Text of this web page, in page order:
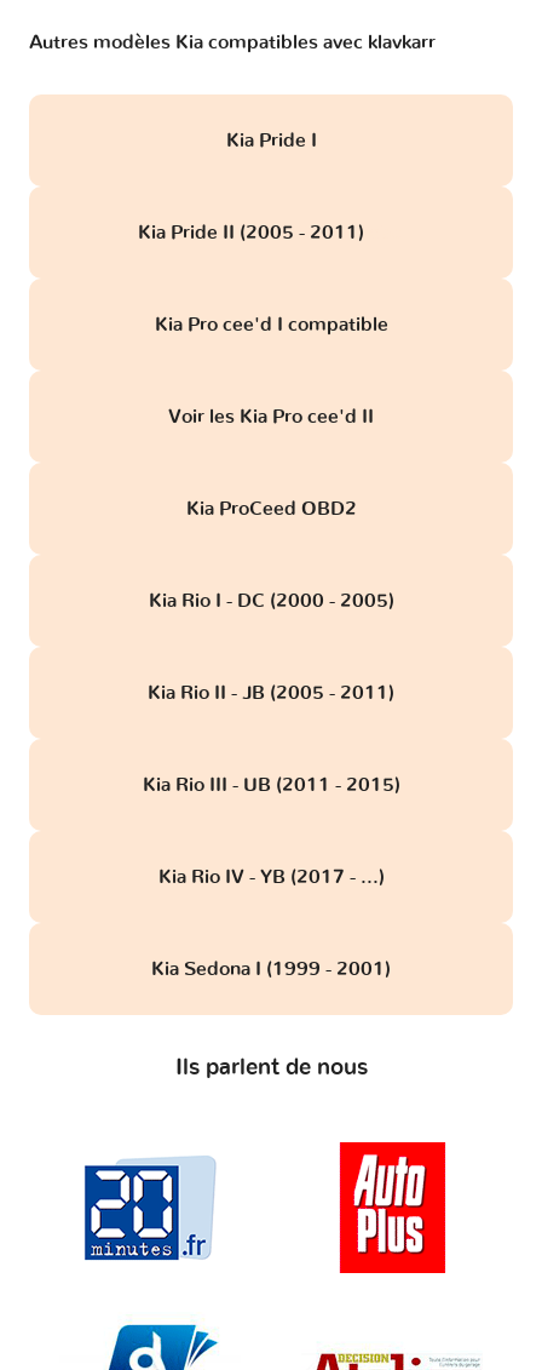
Autres modèles Kia compatibles avec klavkarr
Kia Pride I
Kia Pride II (2005 - 2011)
Kia Pro cee'd I compatible
Voir les Kia Pro cee'd II
Kia ProCeed OBD2
Kia Rio I - DC (2000 - 2005)
Kia Rio II - JB (2005 - 2011)
Kia Rio III - UB (2011 - 2015)
Kia Rio IV - YB (2017 - ...)
Kia Sedona I (1999 - 2001)
Ils parlent de nous